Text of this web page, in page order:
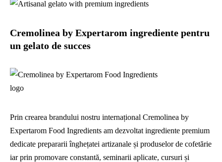
Cremolinea by Expertarom ingrediente pentru
un gelato de succes
Prin crearea brandului nostru internațional Cremolinea by
Expertarom Food Ingredients am dezvoltat ingrediente premium
dedicate prepararii înghețatei artizanale și produselor de cofetărie
iar prin promovare constantă, seminarii aplicate, cursuri și